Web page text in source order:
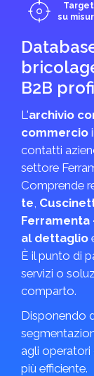
Target
su
B2B
L'archivio
commercio
contatti
settore
Comprende
te,
Ferramenta
al dettaglio
È il punto di
servizi o
comparto.
Disponendo
agli operatori
più efficiente.